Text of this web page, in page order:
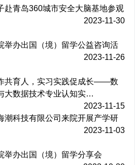
赴青岛360城市安全大脑基地参观
2023-11-30
举办出国（境）留学公益咨询活
2023-11-26
共育人，实习实践促成长——数
大数据技术专业认知实…
2023-11-15
潮科技有限公司来院开展产学研
2023-11-03
举办出国（境）留学分享会